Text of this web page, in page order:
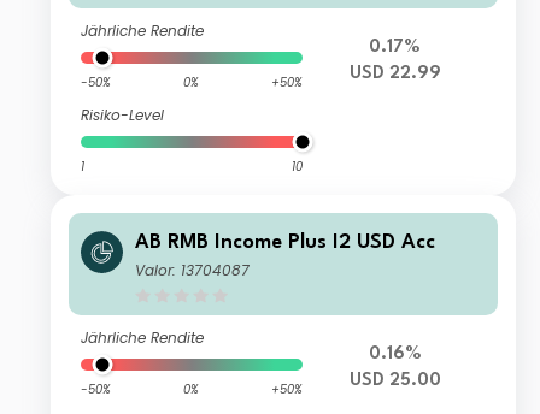
Jährliche Rendite
-50% 0% +50%
Risiko-Level
1 10
0.17%
USD 22.99
AB RMB Income Plus I2 USD Acc
Valor: 13704087
Jährliche Rendite
-50% 0% +50%
0.16%
USD 25.00